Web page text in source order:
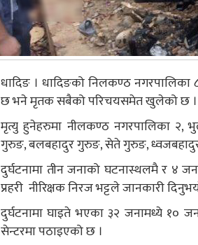
धादिङ । धादिङको निलकण्ठ नगरपालिका
छ भने मृतक सबैको परिचयसमेत खुलेको छ ।
मृत्यु हुनेहरुमा नीलकण्ठ नगरपालिका २,
गुरुङ, बलबहादुर गुरुङ, सेते गुरुङ,
दुर्घटनामा तीन जनाको घटनास्थलमै र ४
प्रहरी नीरिक्षक निरज भट्टले जानकारी
दुर्घटनामा घाइते भएका ३२ जनामध्ये १०
सेन्टरमा पठाइएको छ ।